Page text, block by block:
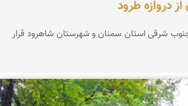
دروازه طرود
شرقی استان سمنان و شهرستان شاهرود قرار